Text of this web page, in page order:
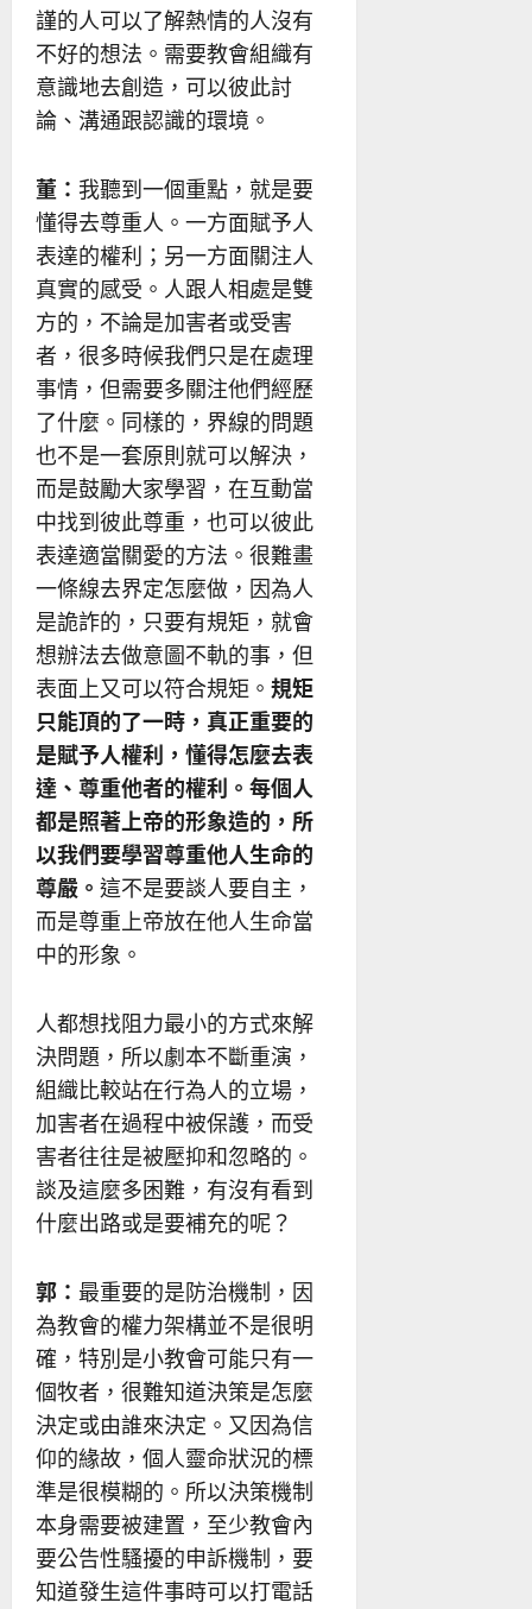
謹的人可以了解熱情的人沒有
不好的想法。需要教會組織有
意識地去創造，可以彼此討
論、溝通跟認識的環境。
董： 我聽到一個重點，就是要
懂得去尊重人。一方面賦予人
表達的權利；另一方面關注人
真實的感受。人跟人相處是雙
方的，不論是加害者或受害
者，很多時候我們只是在處理
事情，但需要多關注他們經歷
了什麼。同樣的，界線的問題
也不是一套原則就可以解決，
而是鼓勵大家學習，在互動當
中找到彼此尊重，也可以彼此
表達適當關愛的方法。很難畫
一條線去界定怎麼做，因為人
是詭詐的，只要有規矩，就會
想辦法去做意圖不軌的事，但
表面上又可以符合規矩。 規矩
只能頂的了一時，真正重要的
是賦予人權利，懂得怎麼去表
達、尊重他者的權利。每個人
都是照著上帝的形象造的，所
以我們要學習尊重他人生命的
尊嚴。 這不是要談人要自主，
而是尊重上帝放在他人生命當
中的形象。
人都想找阻力最小的方式來解
決問題，所以劇本不斷重演，
組織比較站在行為人的立場，
加害者在過程中被保護，而受
害者往往是被壓抑和忽略的。
談及這麼多困難，有沒有看到
什麼出路或是要補充的呢？
郭： 最重要的是防治機制，因
為教會的權力架構並不是很明
確，特別是小教會可能只有一
個牧者，很難知道決策是怎麼
決定或由誰來決定。又因為信
仰的緣故，個人靈命狀況的標
準是很模糊的。所以決策機制
本身需要被建置，至少教會內
要公告性騷擾的申訴機制，要
知道發生這件事時可以打電話